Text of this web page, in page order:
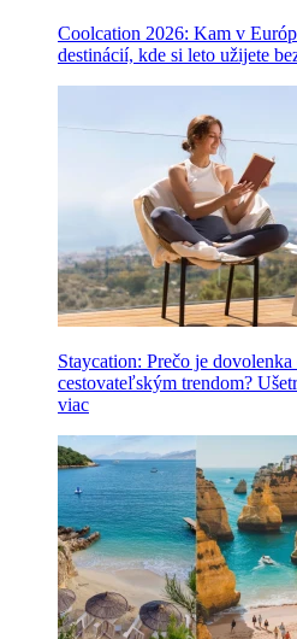
Coolcation 2026: Kam v
destinácií, kde si leto užijete
Staycation: Prečo je
cestovateľským trendom?
viac